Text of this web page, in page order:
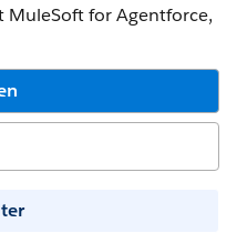
MuleSoft for Agentforce,